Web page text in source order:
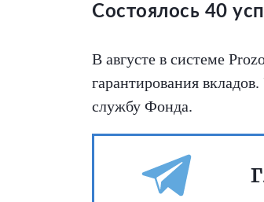
Состоялось 40
В августе в системе
гарантирования
службу Фонда.